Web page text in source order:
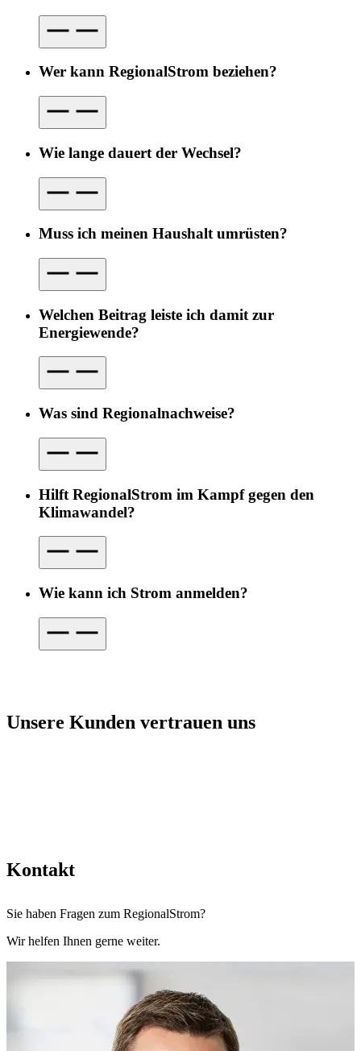
Wer kann RegionalStrom beziehen?
Wie lange dauert der Wechsel?
Muss ich meinen Haushalt umrüsten?
Welchen Beitrag leiste ich damit zur
Energiewende?
Was sind Regionalnachweise?
Hilft RegionalStrom im Kampf gegen den
Klimawandel?
Wie kann ich Strom anmelden?
Unsere Kunden vertrauen uns
Kontakt
Sie haben Fragen zum RegionalStrom?
Wir helfen Ihnen gerne weiter.